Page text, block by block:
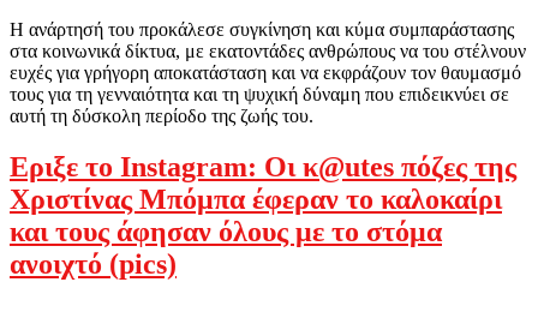
Η ανάρτησή του προκάλεσε συγκίνηση και κύμα συμπαράστασης
στα κοινωνικά δίκτυα, με εκατοντάδες ανθρώπους να του στέλνουν
ευχές για γρήγορη αποκατάσταση και να εκφράζουν τον θαυμασμό
τους για τη γενναιότητα και τη ψυχική δύναμη που επιδεικνύει σε
αυτή τη δύσκολη περίοδο της ζωής του.
Εριξε το Instagram: Οι κ@utes πόζες της
Χριστίνας Μπόμπα έφεραν το καλοκαίρι
και τους άφησαν όλους με το στόμα
ανοιχτό (pics)